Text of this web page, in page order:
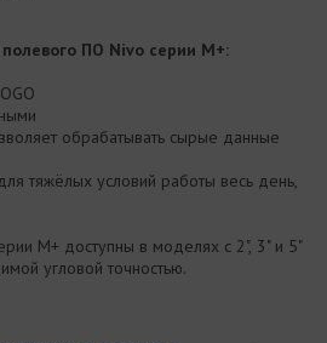
ПО Nivo серии M+:
обрабатывать сырые данные
тяжёлых условий работы весь день,
M+ доступны в моделях с 2", 3" и 5"
угловой точностью.